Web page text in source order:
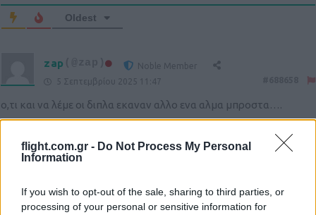
flight.com.gr - Do Not Process My Personal
Information
If you wish to opt-out of the sale, sharing to third parties, or
processing of your personal or sensitive information for
Oldest
zap (@zap)
Noble Member
5 Σεπτεμβρίου 2025 11:47
ο,τι και να λέμε οι διπλα εκαναν αλλο ενα αλμα μπροστα….
5 Σεπτεμβρίου 2025 12:01
#688663